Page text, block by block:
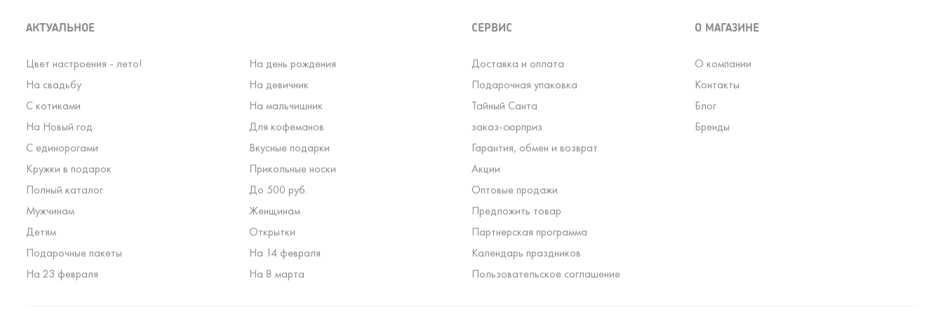
АКТУАЛЬНОЕ
Цвет настроения - лето!
На день рождения
На свадьбу
На девичник
С котиками
На мальчишник
На Новый год
Для кофеманов
С единорогами
Вкусные подарки
Кружки в подарок
Прикольные носки
Полный каталог
До 500 руб.
Мужчинам
Женщинам
Детям
Открытки
Подарочные пакеты
На 14 февраля
На 23 февраля
На 8 марта
СЕРВИС
Доставка и оплата
Подарочная упаковка
Тайный Санта
заказ-сюрприз
Гарантия, обмен и возврат
Акции
Оптовые продажи
Предложить товар
Партнерская программа
Календарь праздников
Пользовательское соглашение
О МАГАЗИНЕ
О компании
Контакты
Блог
Бренды